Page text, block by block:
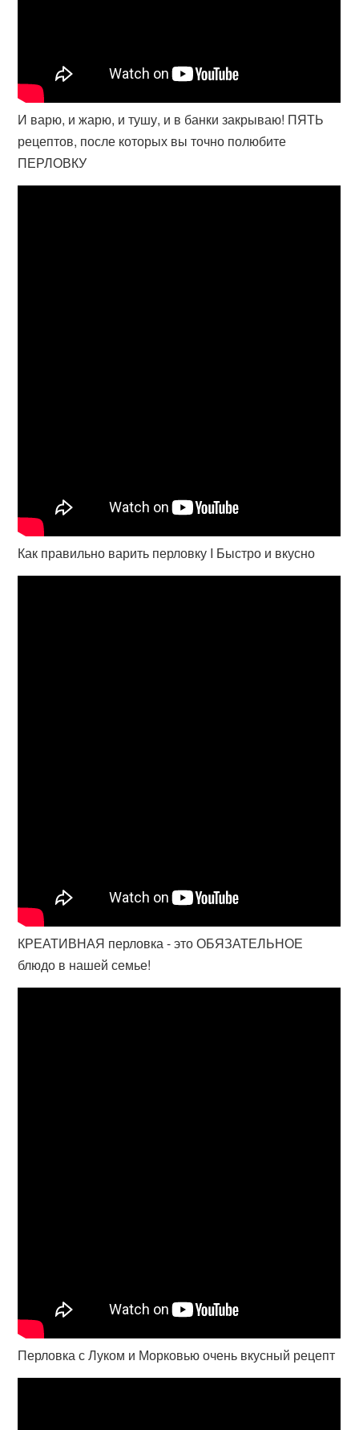
И варю, и жарю, и тушу, и в банки закрываю! ПЯТЬ
рецептов, после которых вы точно полюбите
ПЕРЛОВКУ
Как правильно варить перловку I Быстро и вкусно
КРЕАТИВНАЯ перловка - это ОБЯЗАТЕЛЬНОЕ
блюдо в нашей семье!
Перловка с Луком и Морковью очень вкусный рецепт